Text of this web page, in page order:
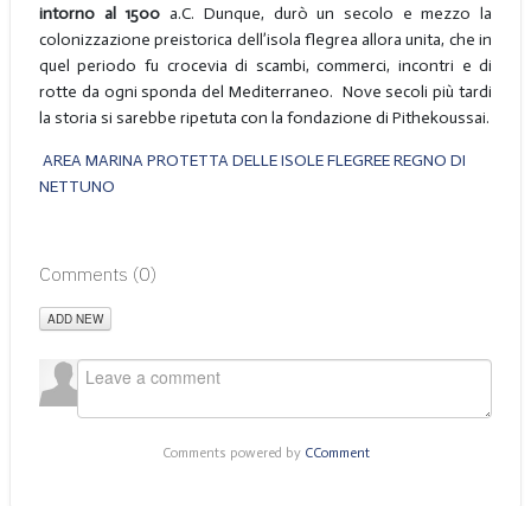
intorno al 1500 a.C. Dunque, durò un secolo e mezzo la
colonizzazione preistorica dell’isola flegrea allora unita, che in
quel periodo fu crocevia di scambi, commerci, incontri e di
rotte da ogni sponda del Mediterraneo. Nove secoli più tardi
la storia si sarebbe ripetuta con la fondazione di Pithekoussai.
AREA MARINA PROTETTA DELLE ISOLE FLEGREE REGNO DI
NETTUNO
Comments (0)
ADD NEW
Comments powered by CComment